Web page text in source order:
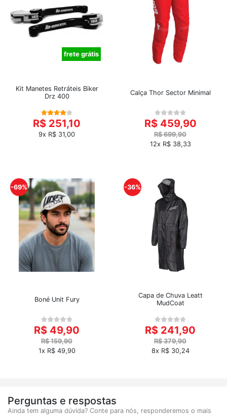
frete grátis
Kit Manetes Retráteis Biker
Drz 400
R$ 251,10
9x R$ 31,00
Calça Thor Sector Minimal
R$ 459,90
R$ 699,90
12x R$ 38,33
-69%
Boné Unit Fury
R$ 49,90
R$ 159,90
1x R$ 49,90
-36%
Capa de Chuva Leatt
MudCoat
R$ 241,90
R$ 379,90
8x R$ 30,24
Perguntas e respostas
Ainda tem alguma dúvida? Conte para nós, responderemos o mais